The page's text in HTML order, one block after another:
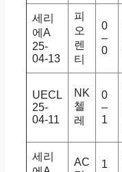
세리
에A
25-
04-13
피
오
렌
티
0
–
0
UECL
25-
04-11
NK
첼
레
0
–
1
세리
AC
1